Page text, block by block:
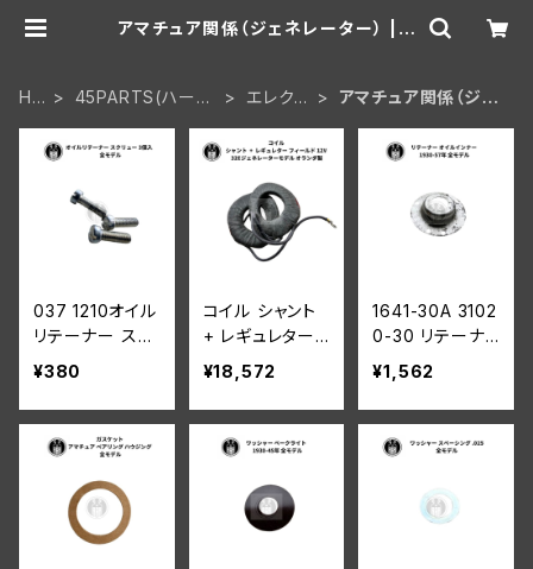
アマチュア関係（ジェネレーター） | a
HO
45PARTS(ハーレ
エレクト
アマチュア関係（ジェ
037 1210オイル
リテーナー スク
リュー 3個入 ハ
ン 全モデル
¥380
コイル シャント
+ レギュレター
フィールド 12V
ハーレー 32Eジ
ェネレーターモ
デル オランダ製
¥18,572
1641-30A 3102
0-30 リテーナ
ー オイルインナ
ー ハーレーダビ
ッドソン 1930-5
7年 全モデル
¥1,562